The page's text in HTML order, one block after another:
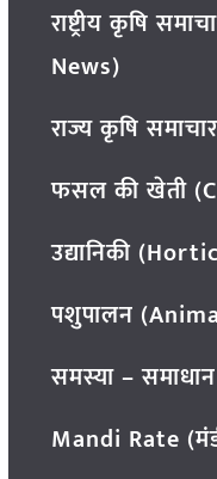
राष्ट्रीय कृषि
News)
राज्य कृषि
फसल की खेती
उद्यानिकी
पशुपालन
समस्या –
Mandi Rate